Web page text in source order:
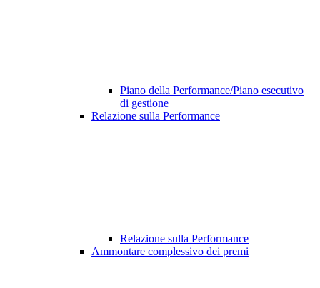
Piano della Performance/Piano esecutivo
di gestione
Relazione sulla Performance
Relazione sulla Performance
Ammontare complessivo dei premi